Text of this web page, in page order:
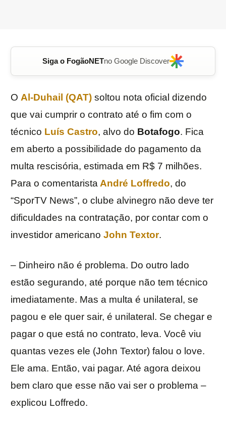
Siga o FogãoNETno Google Discover
O Al-Duhail (QAT) soltou nota oficial dizendo
que vai cumprir o contrato até o fim com o
técnico Luís Castro, alvo do Botafogo. Fica
em aberto a possibilidade do pagamento da
multa rescisória, estimada em R$ 7 milhões.
Para o comentaristaAndré Loffredo, do
“SporTV News”, o clube alvinegro não deve ter
dificuldades na contratação, por contar com o
investidor americano John Textor.
– Dinheiro não é problema. Do outro lado
estão segurando, até porque não tem técnico
imediatamente. Mas a multa é unilateral, se
pagou e ele quer sair, é unilateral. Se chegar e
pagar o que está no contrato, leva. Você viu
quantas vezes ele (John Textor) falou o love.
Ele ama. Então, vai pagar. Até agora deixou
bem claro que esse não vai ser o problema –
explicou Loffredo.